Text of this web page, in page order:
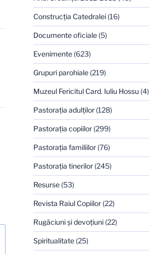
Construcţia Catedralei(16)
Documente oficiale(5)
Evenimente(623)
Grupuri parohiale(219)
Muzeul Fericitul Card. Iuliu Hossu (4)
Pastoraţia adulţilor(128)
Pastoraţia copiilor(299)
Pastoraţia familiilor(76)
Pastoraţia tinerilor(245)
Resurse(53)
Revista Raiul Copiilor(22)
Rugăciuni şi devoţiuni(22)
Spiritualitate(25)